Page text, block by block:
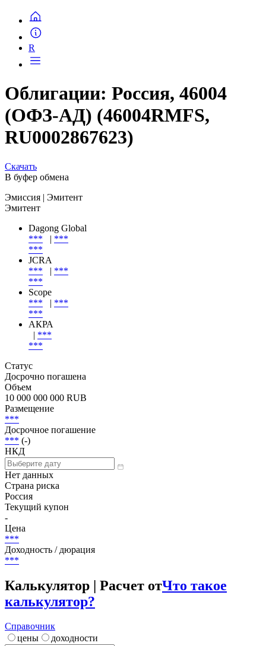
R
Облигации: Россия, 46004
(ОФЗ-АД) (46004RMFS,
RU0002867623)
Скачать
В буфер обмена
Эмиссия | Эмитент
Эмитент
Dagong Global
***
| ***
***
JCRA
***
| ***
***
Scope
***
| ***
***
АКРА
| ***
***
Статус
Досрочно погашена
Объем
10 000 000 000 RUB
Размещение
***
Досрочное погашение
*** (-)
НКД
Нет данных
Страна риска
Россия
Текущий купон
-
Цена
***
Доходность / дюрация
***
Калькулятор | Расчет отЧто такое
калькулятор?
Справочник
цены
доходности